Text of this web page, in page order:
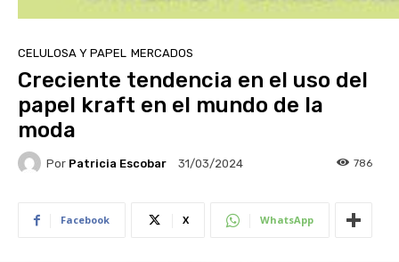
CELULOSA Y PAPEL MERCADOS
Creciente tendencia en el uso del
papel kraft en el mundo de la
moda
Por Patricia Escobar 31/03/2024 786
Facebook X WhatsApp